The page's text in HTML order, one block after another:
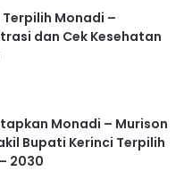
Monadi –
dan Cek Kesehatan
Monadi – Murison
Bupati Kerinci Terpilih
2030